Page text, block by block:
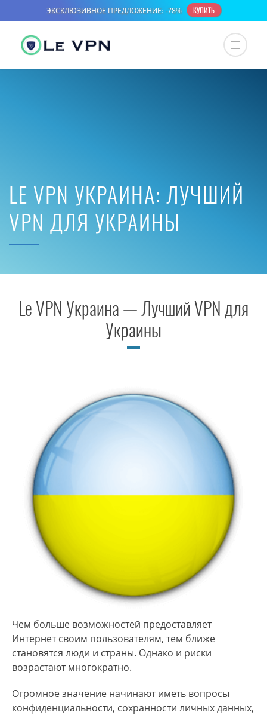
LE VPN УКРАИНА: ЛУЧШИЙ
VPN ДЛЯ УКРАИНЫ
Le VPN Украина — Лучший VPN для
Украины
Чем больше возможностей предоставляет
Интернет своим пользователям, тем ближе
становятся люди и страны. Однако и риски
возрастают многократно.
Огромное значение начинают иметь вопросы
конфиденциальности, сохранности личных данных,